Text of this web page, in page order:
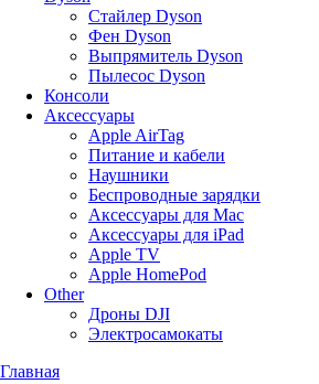
Стайлер Dyson
Фен Dyson
Выпрямитель Dyson
Пылесос Dyson
Консоли
Аксессуары
Apple AirTag
Питание и кабели
Наушники
Беспроводные зарядки
Аксессуары для Mac
Аксессуары для iPad
Apple TV
Apple HomePod
Other
Дроны DJI
Электросамокаты
Главная